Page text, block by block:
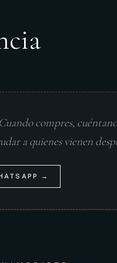
compres,
a quienes vienen
→